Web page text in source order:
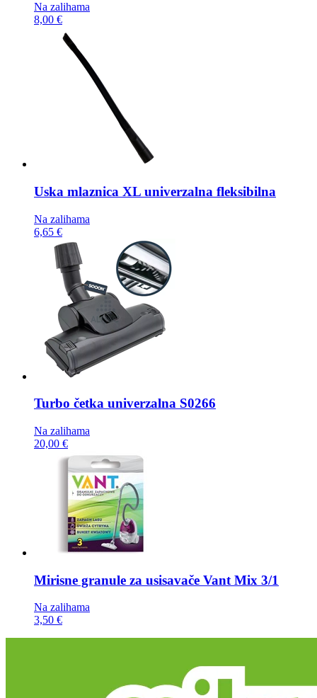
Na zalihama
8,00 €
Uska mlaznica XL univerzalna fleksibilna
Na zalihama
6,65 €
Turbo četka univerzalna S0266
Na zalihama
20,00 €
Mirisne granule za usisavače Vant Mix 3/1
Na zalihama
3,50 €